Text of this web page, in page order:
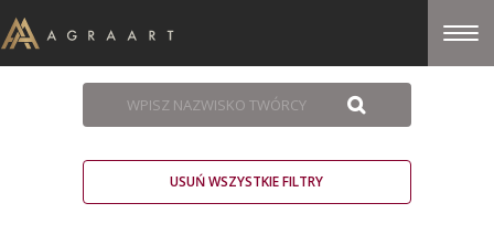
USUŃ WSZYSTKIE FILTRY